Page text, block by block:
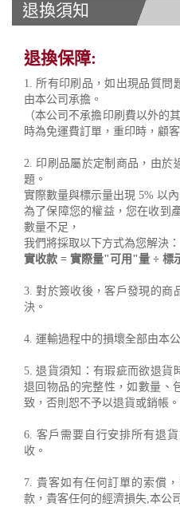
退換須知
退換保障:
1. 所有印刷品，如出現品質問
由本公司承擔。
（本公司不承擔印刷費以外的
時為免運費訂單，重印時，顧
2. 印刷品屬於定制商品，由於
題。
實際數量與標示量出現 5% 以
為了保障您的權益，您在收到
數量不足，
我們將採取以下方式為您解決：
實收款 = 實際量"可用"量 ÷ 標
3. 對於簽收後，客戶發現的商
決。
4. 運輸過程中的損壞全部由本
5. 退貨須知：有瑕疵而欲退貨
退回物品的完整性，如數量、
致，否則恕不予以退貨或銷帳。
6. 客戶需要自行安排所有退
收。
7. 貴客如有任何訂單的索償
款，貴客任何的經濟損失,本公